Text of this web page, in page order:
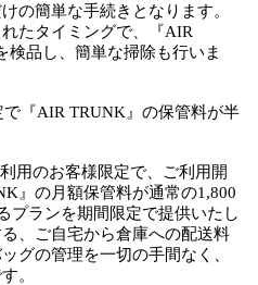
の簡単な手続きとなります。
たタイミングで、『AIR
検品し、簡単な掃除も行いま
『AIR TRUNK』の保管料が半
用のお客様限定で、ご利用開
』の月額保管料が通常の1,800
プランを期間限定で提供いたし
、ご自宅から倉庫への配送料
グの管理を一切の手間なく、
。